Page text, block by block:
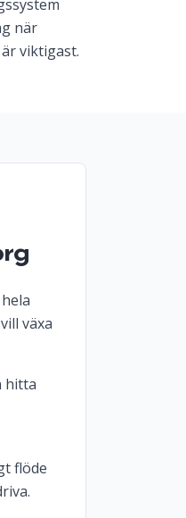
när
viktigast.
växa
hitta
flöde